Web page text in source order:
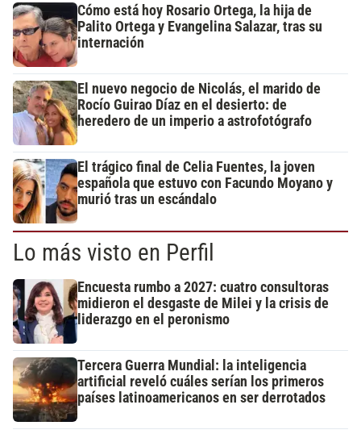
Cómo está hoy Rosario Ortega, la hija de
Palito Ortega y Evangelina Salazar, tras su
internación
El nuevo negocio de Nicolás, el marido de
Rocío Guirao Díaz en el desierto: de
heredero de un imperio a astrofotógrafo
El trágico final de Celia Fuentes, la joven
española que estuvo con Facundo Moyano y
murió tras un escándalo
Lo más visto en Perfil
Encuesta rumbo a 2027: cuatro consultoras
midieron el desgaste de Milei y la crisis de
liderazgo en el peronismo
Tercera Guerra Mundial: la inteligencia
artificial reveló cuáles serían los primeros
países latinoamericanos en ser derrotados